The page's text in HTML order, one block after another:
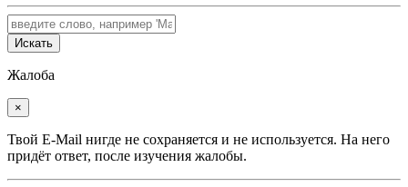
Искать
Жалоба
×
Твой E-Mail нигде не сохраняется и не используется. На него
придёт ответ, после изучения жалобы.